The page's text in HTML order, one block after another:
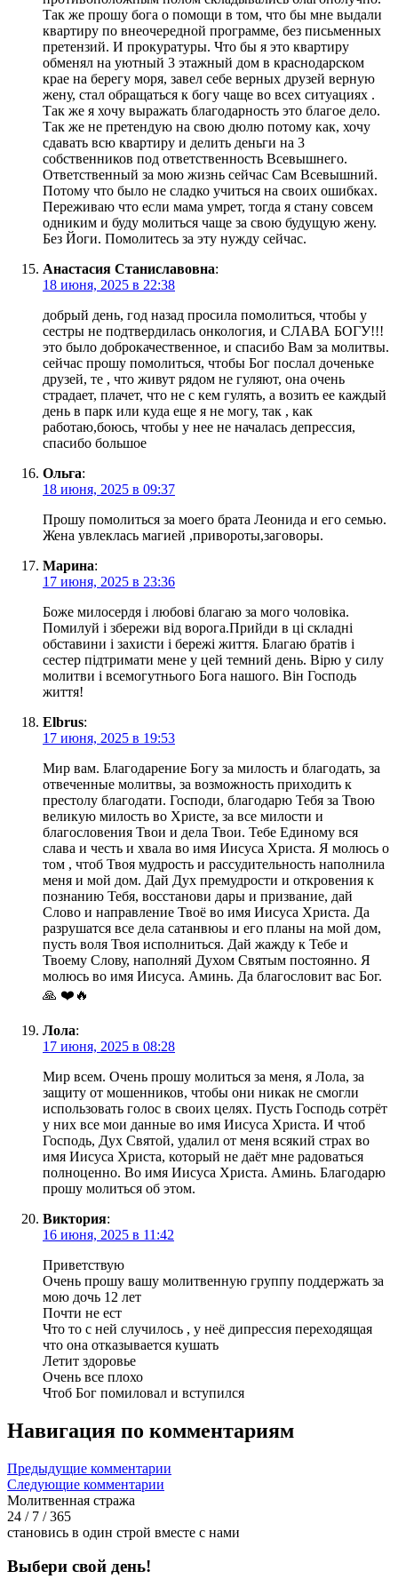
Так же прошу бога о помощи в том, что бы мне выдали
квартиру по внеочередной программе, без письменных
претензий. И прокуратуры. Что бы я это квартиру
обменял на уютный 3 этажный дом в краснодарском
крае на берегу моря, завел себе верных друзей верную
жену, стал обращаться к богу чаще во всех ситуациях .
Так же я хочу выражать благодарность это благое дело.
Так же не претендую на свою дюлю потому как, хочу
сдавать всю квартиру и делить деньги на 3
собственников под ответственность Всевышнего.
Ответственный за мою жизнь сейчас Сам Всевышний.
Потому что было не сладко учиться на своих ошибках.
Переживаю что если мама умрет, тогда я стану совсем
одниким и буду молиться чаще за свою будущую жену.
Без Йоги. Помолитесь за эту нужду сейчас.
Анастасия Станиславовна:
18 июня, 2025 в 22:38
добрый день, год назад просила помолиться, чтобы у
сестры не подтвердилась онкология, и СЛАВА БОГУ!!!
это было доброкачественное, и спасибо Вам за молитвы.
сейчас прошу помолиться, чтобы Бог послал доченьке
друзей, те , что живут рядом не гуляют, она очень
страдает, плачет, что не с кем гулять, а возить ее каждый
день в парк или куда еще я не могу, так , как
работаю,боюсь, чтобы у нее не началась депрессия,
спасибо большое
Ольга:
18 июня, 2025 в 09:37
Прошу помолиться за моего брата Леонида и его семью.
Жена увлеклась магией ,привороты,заговоры.
Марина:
17 июня, 2025 в 23:36
Боже милосердя і любові благаю за мого чоловіка.
Помилуй і збережи від ворога.Прийди в ці складні
обставини і захисти і бережі життя. Благаю братів і
сестер підтримати мене у цей темний день. Вірю у силу
молитви і всемогутнього Бога нашого. Він Господь
життя!
Elbrus:
17 июня, 2025 в 19:53
Мир вам. Благодарение Богу за милость и благодать, за
отвеченные молитвы, за возможность приходить к
престолу благодати. Господи, благодарю Тебя за Твою
великую милость во Христе, за все милости и
благословения Твои и дела Твои. Тебе Единому вся
слава и честь и хвала во имя Иисуса Христа. Я молюсь о
том , чтоб Твоя мудрость и рассудительность наполнила
меня и мой дом. Дай Дух премудрости и откровения к
познанию Тебя, восстанови дары и призвание, дай
Слово и направление Твоё во имя Иисуса Христа. Да
разрушатся все дела сатанвюы и его планы на мой дом,
пусть воля Твоя исполниться. Дай жажду к Тебе и
Твоему Слову, наполняй Духом Святым постоянно. Я
молюсь во имя Иисуса. Аминь. Да благословит вас Бог.
🙏 ❤️🔥
Лола:
17 июня, 2025 в 08:28
Мир всем. Очень прошу молиться за меня, я Лола, за
защиту от мошенников, чтобы они никак не смогли
использовать голос в своих целях. Пусть Господь сотрёт
у них все мои данные во имя Иисуса Христа. И чтоб
Господь, Дух Святой, удалил от меня всякий страх во
имя Иисуса Христа, который не даёт мне радоваться
полноценно. Во имя Иисуса Христа. Аминь. Благодарю
прошу молиться об этом.
Виктория:
16 июня, 2025 в 11:42
Приветствую
Очень прошу вашу молитвенную группу поддержать за
мою дочь 12 лет
Почти не ест
Что то с ней случилось , у неё дипрессия переходящая
что она отказывается кушать
Летит здоровье
Очень все плохо
Чтоб Бог помиловал и вступился
Навигация по комментариям
Предыдущие комментарии
Следующие комментарии
Молитвенная стража
24 / 7 / 365
становись в один строй вместе с нами
Выбери свой день!